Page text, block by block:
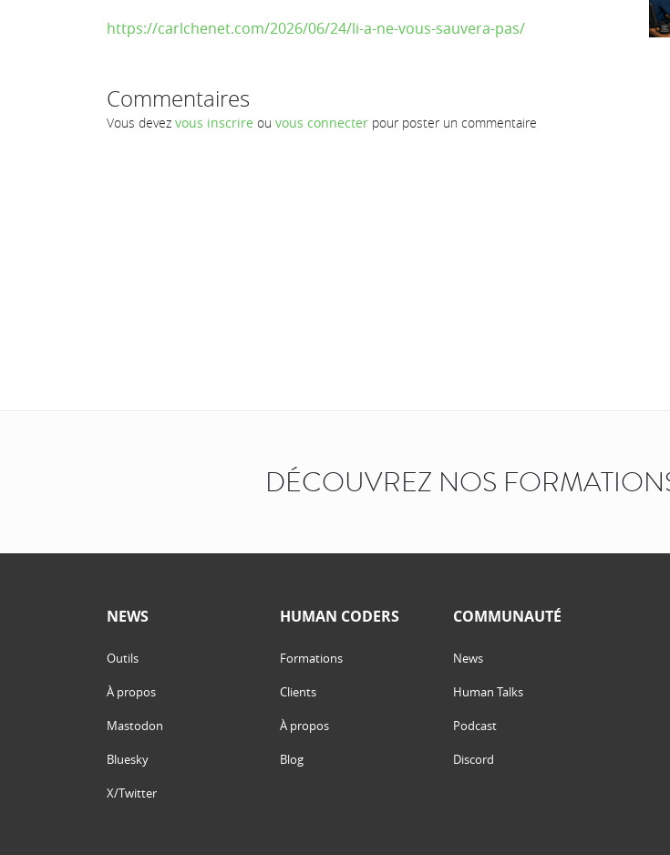
https://carlchenet.com/2026/06/24/li-a-ne-vous-sauvera-pas/
Commentaires
Vous devez vous inscrire ou vous connecter pour poster un commentaire
DÉCOUVREZ NOS
NEWS
Outils
À propos
Mastodon
Bluesky
X/Twitter
HUMAN CODERS
Formations
Clients
À propos
Blog
COMMUNAUTÉ
News
Human Talks
Podcast
Discord